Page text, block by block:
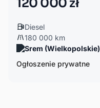
Diesel
180 000 km
Srem (Wielkopolskie)
Ogłoszenie prywatne